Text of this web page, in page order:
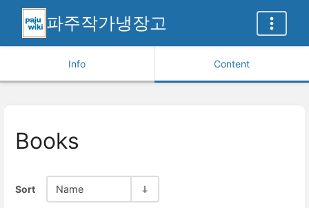
파주작가냉장고
Info Content
Books
Sort Name